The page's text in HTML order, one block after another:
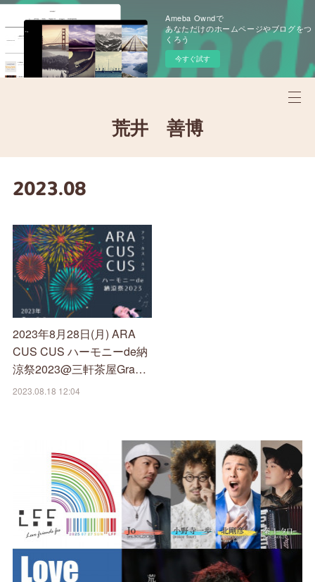
Ameba Owndで
あなただけのホームページやブログをつ
くろう
今すぐ試す
荒井 善博
2023.08
2023年8月28日(月) ARA
CUS CUS ハーモニーde納
涼祭2023@三軒茶屋Gra…
2023.08.18 12:04